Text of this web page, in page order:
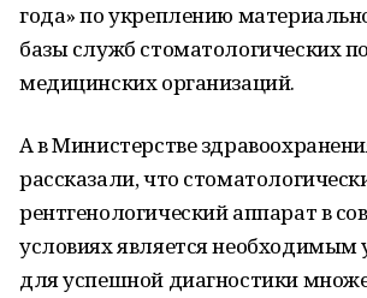
года» по укреплению
базы служб стоматологических
медицинских организаций.
А в Министерстве
рассказали, что
рентгенологический аппарат в
условиях является необходимым
для успешной диагностики